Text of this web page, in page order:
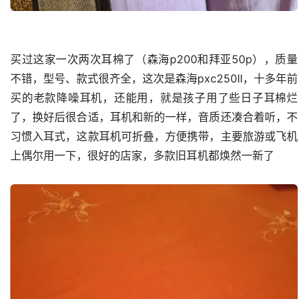
买过这家一次两次耳棉了（森海p200和拜亚50p），质量
不错，型号、款式很齐全，这次是森海pxc250II，十多年前
买的老款降噪耳机，还能用，就是孩子用了些日子耳棉烂
了，换好后很合适，耳机和新的一样，音质还凑合着听，不
习惯入耳式，这款耳机可折叠，方便携带，主要旅游或飞机
上偶尔用一下，很好的店家，多款旧耳机都焕然一新了